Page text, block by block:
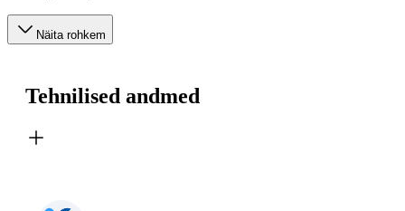
Näita rohkem
Tehnilised andmed